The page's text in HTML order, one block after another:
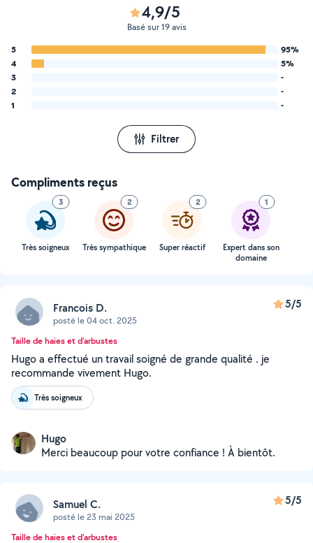
4,9/5
Basé sur 19 avis
5
95%
4
5%
3
-
2
-
1
-
Filtrer
Compliments reçus
3
Très soigneux
2
Très sympathique
2
Super réactif
1
Expert dans son
domaine
Francois D.
posté le 04 oct. 2025
5/5
Taille de haies et d'arbustes
Hugo a effectué un travail soigné de grande qualité . je
recommande vivement Hugo.
Très soigneux
Hugo
Merci beaucoup pour votre confiance ! À bientôt.
Samuel C.
posté le 23 mai 2025
5/5
Taille de haies et d'arbustes